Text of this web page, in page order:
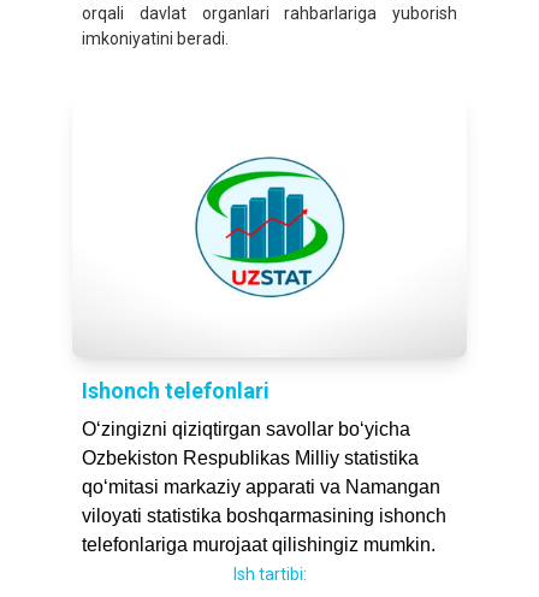
orqali davlat organlari rahbarlariga yuborish
imkoniyatini beradi.
Ishonch telefonlari
O‘zingizni qiziqtirgаn sаvollаr bo‘yichа
Ozbekiston Respublikas Milliy statistika
qo‘mitasi mаrkаziy аppаrаti vа Namangan
viloyati stаtistikа boshqarmasining ishonch
telefonlаrigа murojааt qilishingiz mumkin.
Ish tartibi: